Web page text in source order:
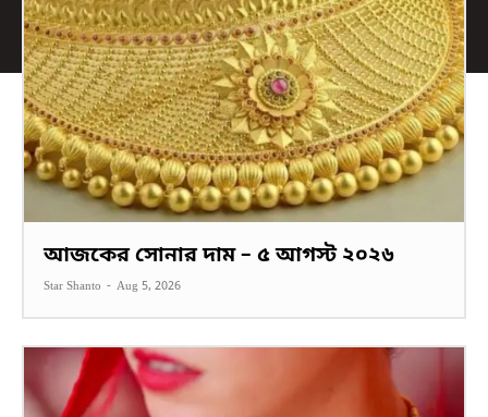
আজকের সোনার দাম – ৫ আগস্ট ২০২৬
Star Shanto - Aug 5, 2026